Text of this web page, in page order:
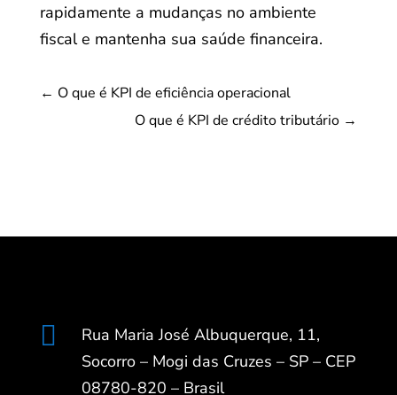
rapidamente a mudanças no ambiente
fiscal e mantenha sua saúde financeira.
← O que é KPI de eficiência operacional
O que é KPI de crédito tributário →

Rua Maria José Albuquerque, 11,
Socorro – Mogi das Cruzes – SP – CEP
08780-820 – Brasil